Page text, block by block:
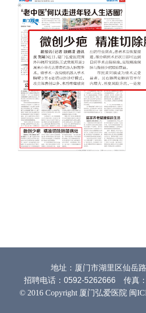
地址：厦门市湖里区仙岳
招聘电话：0592-5262666 传真
© 2016 Copyright 厦门弘爱医院 闽